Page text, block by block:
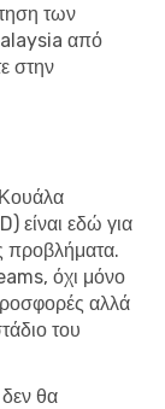
των
από
στην
είναι εδώ για
προβλήματα.
όχι μόνο
αλλά
του
θα